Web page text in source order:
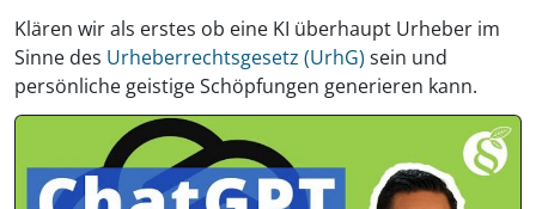
Klären wir als erstes ob eine KI überhaupt Urheber im
Sinne des Urheberrechtsgesetz (UrhG) sein und
persönliche geistige Schöpfungen generieren kann.